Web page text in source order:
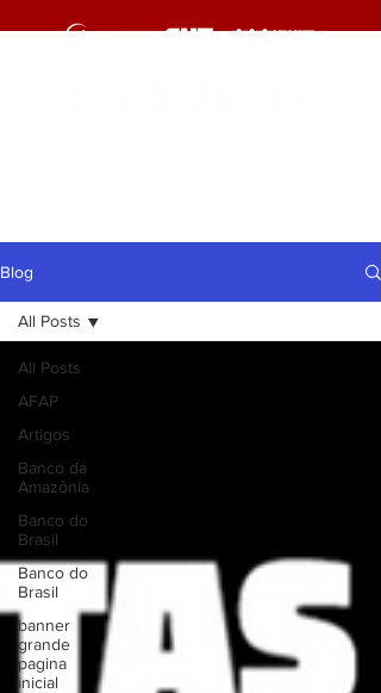
Blog
All Posts
AFAP
Artigos
Banco da
Amazônia
Banco do
Brasil
Banco do
Brasil
banner
grande
pagina
inicial
All Posts